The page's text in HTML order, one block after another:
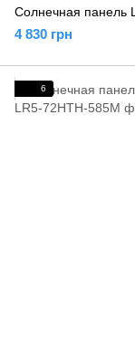
Солнечная панель
4 830 грн
6